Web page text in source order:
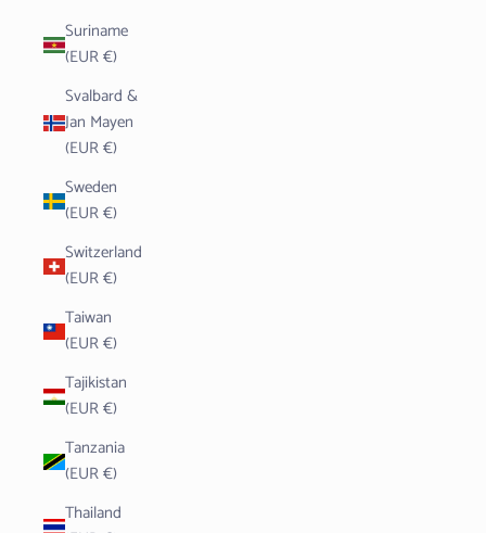
Suriname
(EUR €)
Svalbard &
Jan Mayen
(EUR €)
Sweden
(EUR €)
Switzerland
(EUR €)
Taiwan
(EUR €)
Tajikistan
(EUR €)
Tanzania
(EUR €)
Thailand